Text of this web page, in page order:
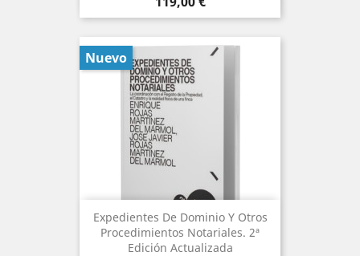
Expedientes De Dominio Y Otros
Procedimientos Notariales. 2ª
Edición Actualizada
Nuevo